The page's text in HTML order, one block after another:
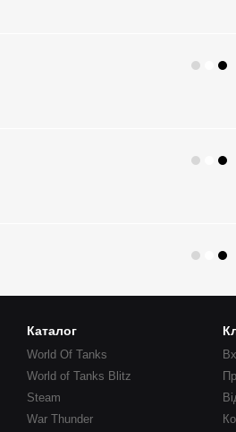
Каталог
World Of Tanks
World of Tanks Blitz
Steam
War Thunder